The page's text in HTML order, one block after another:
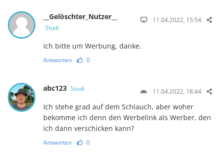
__Gelöschter_Nutzer__
Studi
11.04.2022, 15:54
ich bitte um Werbung, danke.
Antworten 0
abc123 Studi 11.04.2022, 18:44
Ich stehe grad auf dem Schlauch, aber woher
bekomme ich denn den Werbelink als Werber, den
ich dann verschicken kann?
Antworten 0